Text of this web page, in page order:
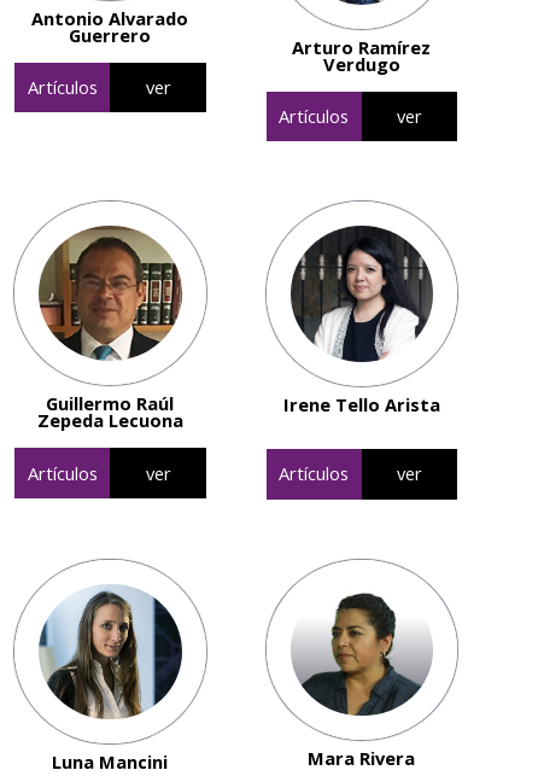
Antonio Alvarado
Guerrero
Artículos ver
Arturo Ramírez
Verdugo
Artículos ver
Guillermo Raúl
Zepeda Lecuona
Artículos ver
Irene Tello Arista
Artículos ver
Luna Mancini Mara Rivera